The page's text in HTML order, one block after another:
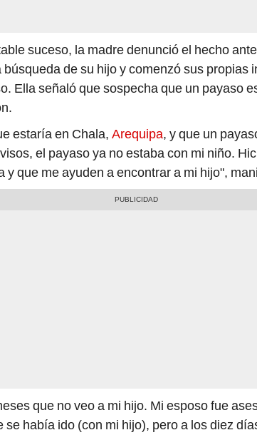
suceso, la madre denunció el hecho
búsqueda de su hijo y comenzó sus propias
Ella señaló que sospecha que un payaso
estaría en Chala, Arequipa, y que un
el payaso ya no estaba con mi niño.
y que me ayuden a encontrar a mi hijo",
que no veo a mi hijo. Mi esposo fue
se había ido (con mi hijo), pero a los diez